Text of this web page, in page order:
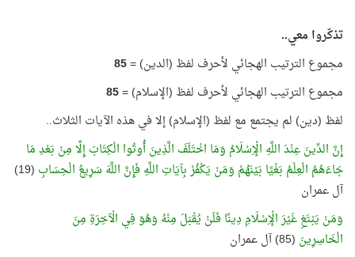
تذكّروا معي..
مجموع الترتيب الهجائي لأحرف لفظ (الدين) =85
مجموع الترتيب الهجائي لأحرف لفظ (الإسلام) =85
لفظ (دين) لم يجتمع مع لفظ (الإسلام) إلا في هذه الآيات الثلاث..
إِنَّ الدِّينَ عِنْدَ اللَّهِ الْإِسْلَامُ وَمَا اخْتَلَفَ الَّذِينَ أُوتُوا الْكِتَابَ إِلَّا مِنْ بَعْدِ مَا
جَاءَهُمُ الْعِلْمُ بَغْيًا بَيْنَهُمْ وَمَنْ يَكْفُرْ بِآيَاتِ اللَّهِ فَإِنَّ اللَّهَ سَرِيعُ الْحِسَابِ
(19)
آل عمران
وَمَنْ يَبْتَغِ غَيْرَ الْإِسْلَامِ دِينًا فَلَنْ يُقْبَلَ مِنْهُ وَهُوَ فِي الْآخِرَةِ مِنَ
الْخَاسِرِينَ (85) آل عمران